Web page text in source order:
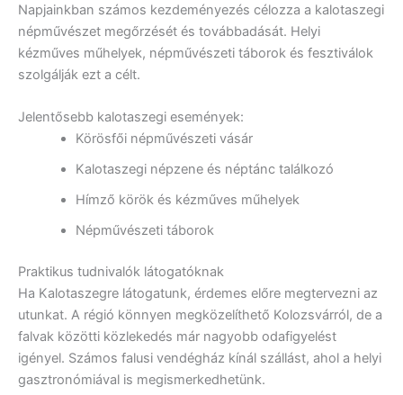
Napjainkban számos kezdeményezés célozza a kalotaszegi
népművészet megőrzését és továbbadását. Helyi
kézműves műhelyek, népművészeti táborok és fesztiválok
szolgálják ezt a célt.
Jelentősebb kalotaszegi események:
Körösfői népművészeti vásár
Kalotaszegi népzene és néptánc találkozó
Hímző körök és kézműves műhelyek
Népművészeti táborok
Praktikus tudnivalók látogatóknak
Ha Kalotaszegre látogatunk, érdemes előre megtervezni az
utunkat. A régió könnyen megközelíthető Kolozsvárról, de a
falvak közötti közlekedés már nagyobb odafigyelést
igényel. Számos falusi vendégház kínál szállást, ahol a helyi
gasztronómiával is megismerkedhetünk.